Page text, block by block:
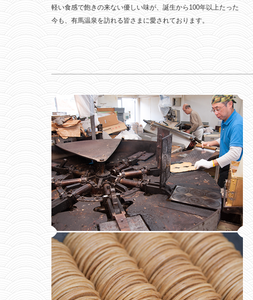
軽い食感で飽きの来ない優しい味が、誕生から100年以上たった
今も、有馬温泉を訪れる皆さまに愛されております。